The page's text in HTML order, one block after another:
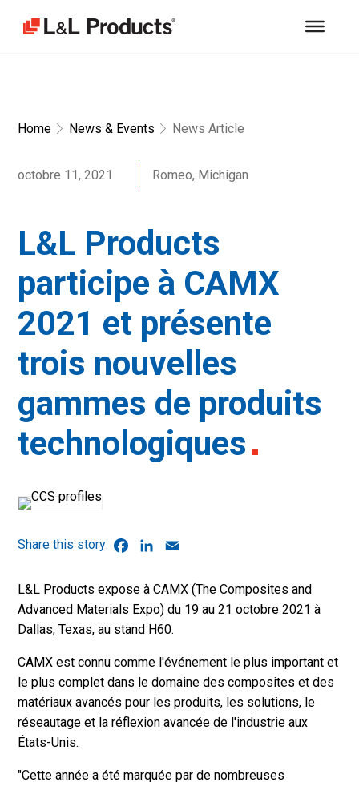
Home News & Events News Article
octobre 11, 2021 Romeo, Michigan
L&L Products
participe à CAMX
2021 et présente
trois nouvelles
gammes de produits
technologiques
L&L Products expose à CAMX (The Composites and
Advanced Materials Expo) du 19 au 21 octobre 2021 à
Dallas, Texas, au stand H60.
CAMX est connu comme l'événement le plus important et
le plus complet dans le domaine des composites et des
matériaux avancés pour les produits, les solutions, le
réseautage et la réflexion avancée de l'industrie aux
États-Unis.
"Cette année a été marquée par de nombreuses